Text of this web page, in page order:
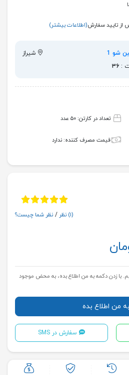
(اطلاعات بیشتر)
شو 1
شیراز
:۳۶
تعداد در کارتن: ۵۰ عدد
قیمت مصرف کننده: ندارد
(۱) نظر / نظر شما چیست؟
با زدن دکمه به من اطلاع بده، به محض موجود
به من اطلاع بده
سفارش در SMS